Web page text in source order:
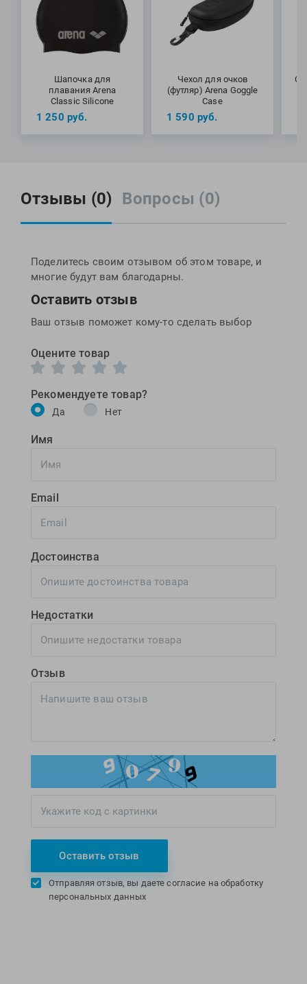
удобный мешок для хранения и транспортировки.
Специалисты Proswim рекомендуют очки Predator Flex
Polarized Ultra от бренда Zoggs для участия в
тренировок.
МАТЕРИАЛЫ: линзы - пропионат целлюлозы, оправа -
термопластичный эластомер, уплотнитель и ремешок -
Шапочка для
плавания Arena
Classic Silicone
1 250 руб.
Чехол для очков
(футляр) Arena Goggle
Case
1 590 руб.
Отзывы (0) Вопросы (0)
Поделитесь своим отзывом об этом товаре, и
многие будут вам благодарны.
Оставить отзыв
Ваш отзыв поможет кому-то сделать выбор
Оцените товар
Рекомендуете товар?
Да Нет
Имя
Email
Достоинства
Недостатки
Отзыв
Оставить отзыв
Отправляя отзыв, вы даете согласие на обработку
персональных данных